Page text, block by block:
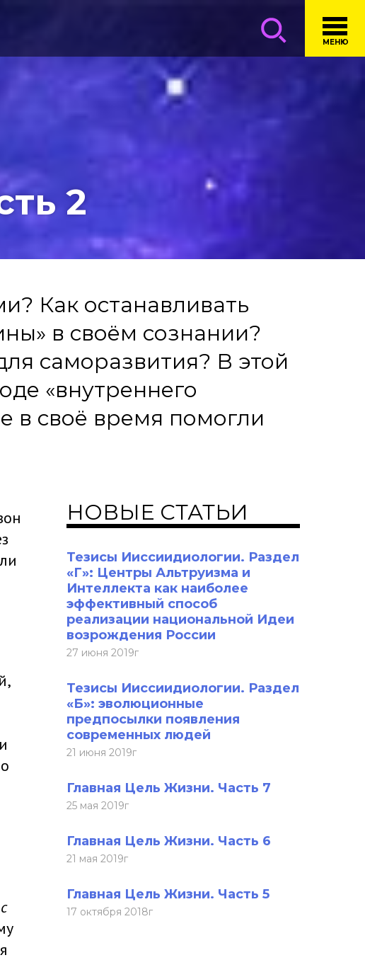
МЕНЮ
2
Как останавливать
в своём сознании?
саморазвития? В этой
«внутреннего
в своё время помогли
НОВЫЕ СТАТЬИ
Тезисы Ииссиидиологии. Раздел
«Г»: Центры Альтруизма и
Интеллекта как наиболее
эффективный способ
реализации национальной Идеи
возрождения России
27 июня 2019г
Тезисы Ииссиидиологии. Раздел
«Б»: эволюционные
предпосылки появления
современных людей
21 июня 2019г
Главная Цель Жизни. Часть 7
25 мая 2019г
Главная Цель Жизни. Часть 6
21 мая 2019г
Главная Цель Жизни. Часть 5
17 октября 2018г